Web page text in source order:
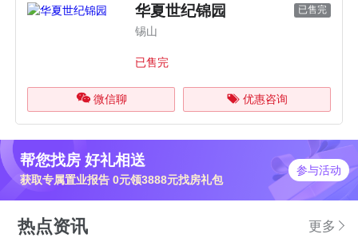
华夏世纪锦园 已售完
锡山
已售完
微信聊 优惠咨询
帮您找房 好礼相送
获取专属置业报告 0元领3888元找房礼包
参与活动
热点资讯 更多